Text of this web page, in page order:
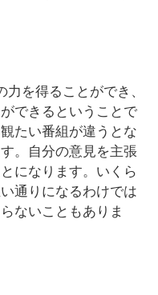
を得ることができ、
できるということで
たい番組が違うとな
。自分の意見を主張
になります。いくら
通りになるわけでは
ないこともありま